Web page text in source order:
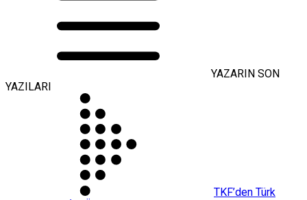
YAZARIN SON
YAZILARI
TKF’den Türk